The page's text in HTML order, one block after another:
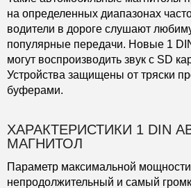
на определенных диапазонах
водители в дороге слушают
популярные передачи. Новые 1
могут воспроизводить звук с SD
Устройства защищены от тряски
буферами.
ХАРАКТЕРИСТИКИ 1 DIN
МАГНИТОЛ
Параметр максимальной мощности
непродолжительный и самый